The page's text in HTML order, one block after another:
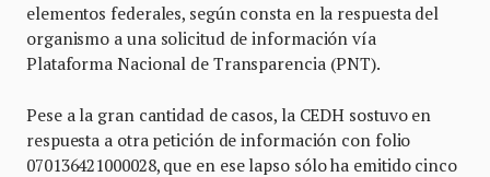
elementos federales, según consta en la respuesta del
organismo a una solicitud de información vía
Plataforma Nacional de Transparencia (PNT).
Pese a la gran cantidad de casos, la CEDH sostuvo en
respuesta a otra petición de información con folio
070136421000028, que en ese lapso sólo ha emitido cinco